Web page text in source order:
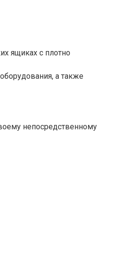
ящиках с плотно
а также
непосредственному